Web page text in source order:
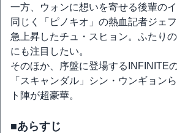
一方、ウォンに想いを寄せる後輩のイ
同じく「ピノキオ」の熱血記者ジェ
急上昇したチュ・スヒョン。ふたり
にも注目したい。
そのほか、序盤に登場するINFINITE
「スキャンダル」シン・ウンギョン
ト陣が超豪華。
■あらすじ